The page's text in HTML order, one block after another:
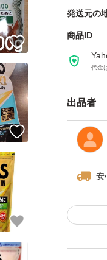
発送元の
商品ID
代金
出品者
安
いいね！